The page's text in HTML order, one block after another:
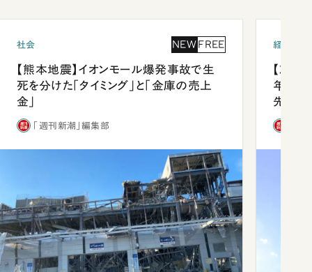
社会 NEW FREE
【熊本地震】イオンモール爆発事故で生
死を分けた「タイミング」と「金庫の売上
金」
「週刊新潮」編集部
経済・ビ
【就活
年会は
先1位